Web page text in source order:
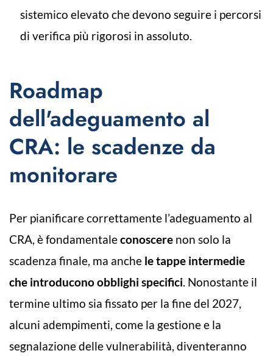
sistemico elevato che devono seguire i percorsi
di verifica più rigorosi in assoluto.
Roadmap
dell'adeguamento al
CRA: le scadenze da
monitorare
Per pianificare correttamente l’adeguamento al
CRA, è fondamentaleconoscere non solo la
scadenza finale, ma anche le tappe intermedie
che introducono obblighi specifici. Nonostante il
termine ultimo sia fissato per la fine del 2027,
alcuni adempimenti, come la gestione e la
segnalazione delle vulnerabilità, diventeranno